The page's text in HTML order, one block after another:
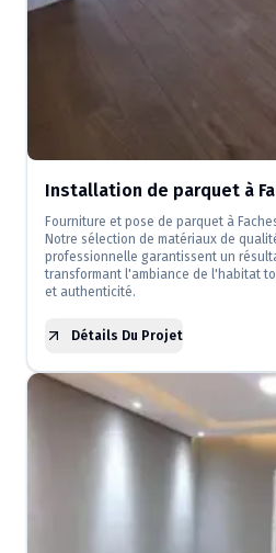
Installation de parquet à
Fourniture et pose de parquet à
Notre sélection de matériaux de
professionnelle garantissent un
transformant l'ambiance de l'habitat
et authenticité.
Détails Du Projet